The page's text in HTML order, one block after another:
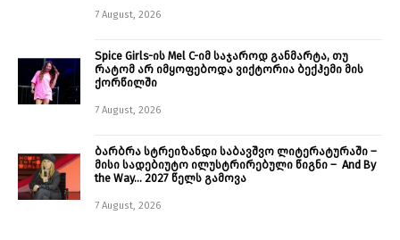
7 August, 2026
Spice Girls-ის Mel C-იმ საჯაროდ განმარტა, თუ
რატომ არ იმყოფებოდა ვიქტორია ბექჰემი მის
ქორწილში
7 August, 2026
ბარბრა სტრეიზანდი საბავშვო ლიტერატურაში –
მისი სადებიუტო ილუსტრირებული წიგნი – And By
the Way… 2027 წელს გამოვა
7 August, 2026